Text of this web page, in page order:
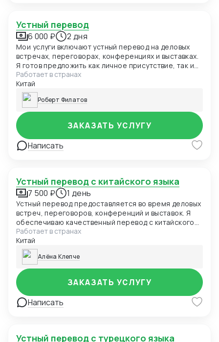
Устный перевод
6 000 ₽ 2 дня
Мои услуги включают устный перевод на деловых
встречах, переговорах, конференциях и выставках.
Я готов предложить как личное присутствие, так и
возможность проведения перевода в онлайн-
формате.
Работает в странах
Китай
Роберт Филатов
Написать
ЗАКАЗАТЬ УСЛУГУ
Устный перевод с китайского языка
7 500 ₽ 1 день
Устный перевод предоставляется во время деловых
встреч, переговоров, конференций и выставок. Я
обеспечиваю качественный перевод с китайского
на русский и наоборот, чтобы обеспечить полное
взаимопонимание между клиентами разных культур
и языков. Устный перевод может быть оказан как
лично, так и в формате онлайн-конференций.
Работает в странах
Китай
Алёна Клепче
Написать
ЗАКАЗАТЬ УСЛУГУ
Устный перевод с турецкого языка